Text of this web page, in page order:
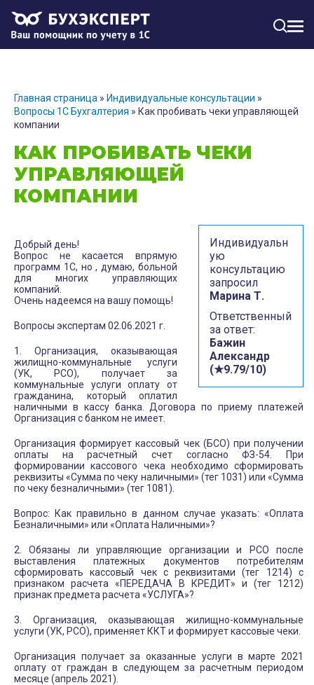
Главная страница » Индивидуальные консультации »
Вопросы 1С Бухгалтерия » Как пробивать чеки управляющей
компании
КАК ПРОБИВАТЬ ЧЕКИ
УПРАВЛЯЮЩЕЙ
КОМПАНИИ
Индивидуальн
ую
консультацию
запросил
Марина Т.
Ответственный
за ответ:
Бажин
Александр
(★9.79/10)
Добрый день!
Вопрос не касается впрямую
программ 1С, но , думаю, больной
для многих управляющих
компаний.
Очень надеемся на вашу помощь!
Вопросы экспертам 02.06.2021 г.
1. Организация, оказывающая
жилищно-коммунальные услуги
(УК, РСО), получает за
коммунальные услуги оплату от
гражданина, который оплатил
наличными в кассу банка. Договора по приему платежей
Организация с банком не имеет.
Организация формирует кассовый чек (БСО) при получении
оплаты на расчетный счет согласно ФЗ-54. При
формировании кассового чека необходимо сформировать
реквизиты «Сумма по чеку наличными» (тег 1031) или «Сумма
по чеку безналичными» (тег 1081).
Вопрос: Как правильно в данном случае указать: «Оплата
Безналичными» или «Оплата Наличными»?
2. Обязаны ли управляющие организации и РСО после
выставления платежных документов потребителям
сформировать кассовый чек с реквизитами (тег 1214) с
признаком расчета «ПЕРЕДАЧА В КРЕДИТ» и (тег 1212)
признак предмета расчета «УСЛУГА»?
3. Организация, оказывающая жилищно-коммунальные
услуги (УК, РСО), применяет ККТ и формирует кассовые чеки.
Организация получает за оказанные услуги в марте 2021
оплату от граждан в следующем за расчетным периодом
месяце (апрель 2021).